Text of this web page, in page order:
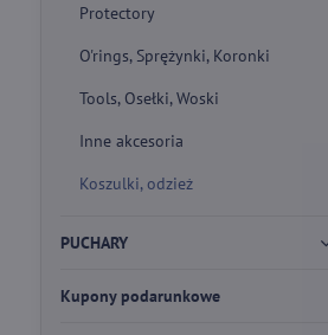
Protectory
O'rings, Sprężynki, Koronki
Tools, Osełki, Woski
Inne akcesoria
Koszulki, odzież
PUCHARY
Kupony podarunkowe